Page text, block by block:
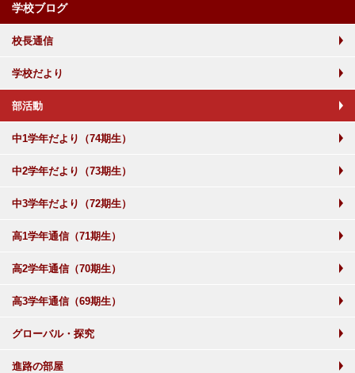
学校ブログ
校長通信
学校だより
部活動
中1学年だより（74期生）
中2学年だより（73期生）
中3学年だより（72期生）
高1学年通信（71期生）
高2学年通信（70期生）
高3学年通信（69期生）
グローバル・探究
進路の部屋